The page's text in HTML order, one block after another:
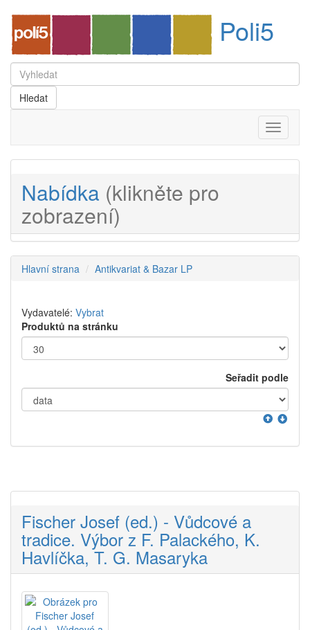
Poli5
Menu
Nabídka (klikněte pro
zobrazení)
Hlavní strana Antikvariat & Bazar LP
Vydavatelé: Vybrat
Produktů na stránku
Seřadit podle
Fischer Josef (ed.) - Vůdcové a
tradice. Výbor z F. Palackého, K.
Havlíčka, T. G. Masaryka